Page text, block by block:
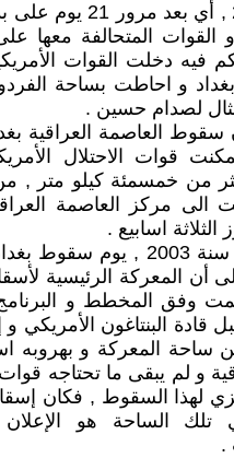
في 9 نيسان 2003 , أي بعد
و القوات المتحالفة معها
فيه دخلت القوات
بغداد و احاطت بساحة
لصدام حسين .
سقوط العاصمة العراقية
قوات الاحتلال
من خمسمئة كيلو متر ,
الى مركز العاصمة
الثلاثة اسابيع .
في ذلك اليوم من سنة 2003 , يوم
أن المعركة الرئيسية
وفق المخطط و
قادة البنتاغون الأمريكي
المعركة و بهروبه
و لم يبقى ما تحتاجه قوات
لهذا السقوط , فكان
الساحة هو الإعلان
.